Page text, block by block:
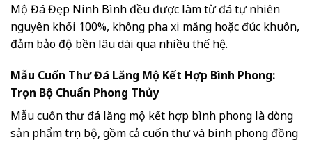
Mộ Đá Đẹp Ninh Bình đều được làm từ đá tự nhiên
nguyên khối 100%, không pha xi măng hoặc đúc khuôn,
đảm bảo độ bền lâu dài qua nhiều thế hệ.
Mẫu Cuốn Thư Đá Lăng Mộ Kết Hợp Bình Phong:
Trọn Bộ Chuẩn Phong Thủy
Mẫu cuốn thư đá lăng mộ kết hợp bình phong là dòng
sản phẩm trọn bộ, gồm cả cuốn thư và bình phong đồng